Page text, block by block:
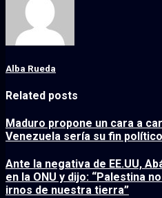
Alba Rueda
Related posts
Maduro propone un cara a
Venezuela sería su fin
Ante la negativa de EE.UU,
en la ONU y dijo: “Palestina
irnos de nuestra tierra”